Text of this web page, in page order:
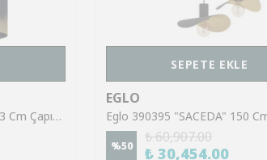
Eglo 39974 "CASUARITA" 53 Cm Çapında Çelik Siyah Sarkıt Avize
SEPETE EKLE
EGLO
%50
₺ 60,907.00
₺ 30,454.00